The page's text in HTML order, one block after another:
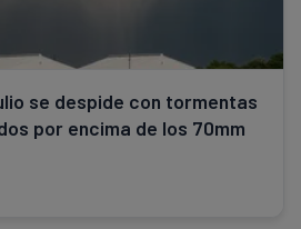
se despide con tormentas
por encima de los 70mm